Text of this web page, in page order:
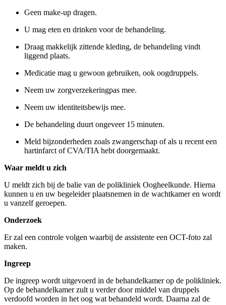
Geen make-up dragen.
U mag eten en drinken voor de behandeling.
Draag makkelijk zittende kleding, de behandeling vindt
liggend plaats.
Medicatie mag u gewoon gebruiken, ook oogdruppels.
Neem uw zorgverzekeringpas mee.
Neem uw identiteitsbewijs mee.
De behandeling duurt ongeveer 15 minuten.
Meld bijzonderheden zoals zwangerschap of als u recent een
hartinfarct of CVA/TIA hebt doorgemaakt.
Waar meldt u zich
U meldt zich bij de balie van de polikliniek Oogheelkunde. Hierna
kunnen u en uw begeleider plaatsnemen in de wachtkamer en wordt
u vanzelf geroepen.
Onderzoek
Er zal een controle volgen waarbij de assistente een OCT-foto zal
maken.
Ingreep
De ingreep wordt uitgevoerd in de behandelkamer op de polikliniek.
Op de behandelkamer zult u verder door middel van druppels
verdoofd worden in het oog wat behandeld wordt. Daarna zal de